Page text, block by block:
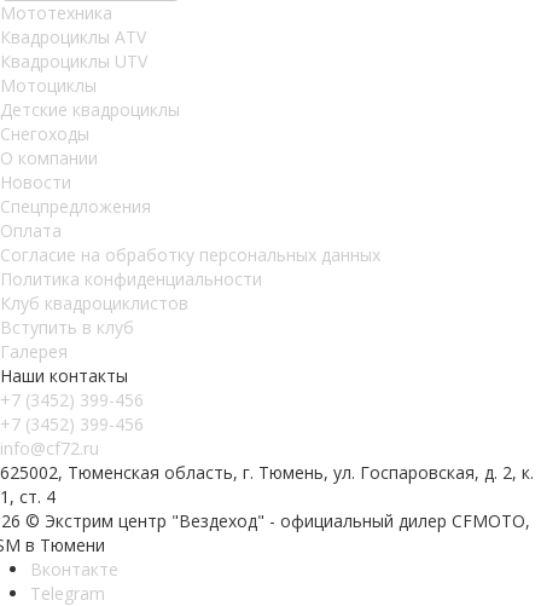
Мототехника
Квадроциклы ATV
Квадроциклы UTV
Мотоциклы
Детские квадроциклы
Снегоходы
О компании
Новости
Спецпредложения
Оплата
Согласие на обработку персональных данных
Политика конфиденциальности
Клуб квадроциклистов
Вступить в клуб
Галерея
Наши контакты
+7 (3452) 399-456
+7 (3452) 399-456
info@cf72.ru
625002, Тюменская область, г. Тюмень, ул. Госпаровская, д. 2, к.
1, ст. 4
© Экстрим центр "Вездеход" - официальный дилер CFMOTO,
в Тюмени
Вконтакте
Telegram